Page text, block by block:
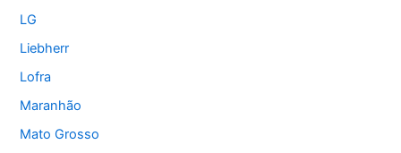
LG
Liebherr
Lofra
Maranhão
Mato Grosso